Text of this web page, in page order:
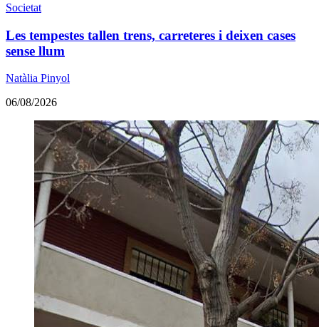
Societat
Les tempestes tallen trens, carreteres i deixen cases
sense llum
Natàlia Pinyol
06/08/2026